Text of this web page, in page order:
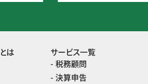
は
サービス一覧
税務顧問
決算申告